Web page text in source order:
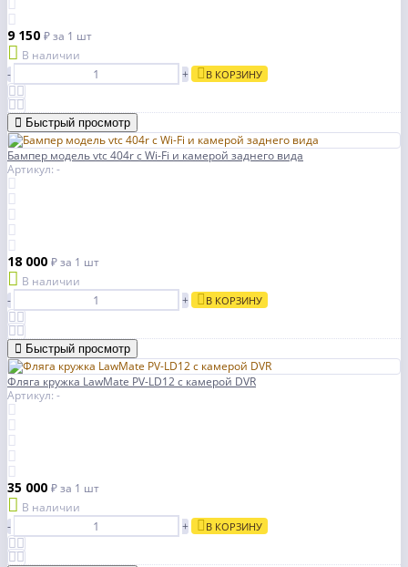
9 150 ₽за 1 шт
В наличии
-
+ В КОРЗИНУ
Быстрый просмотр
Бампер модель vtc 404r с Wi-Fi и камерой заднего вида
Артикул: -
18 000 ₽за 1 шт
В наличии
-
+ В КОРЗИНУ
Быстрый просмотр
Фляга кружка LawMate PV-LD12 с камерой DVR
Артикул: -
35 000 ₽за 1 шт
В наличии
-
+ В КОРЗИНУ